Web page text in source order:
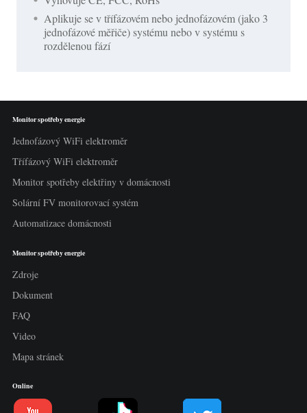
Aplikuje se v třífázovém nebo jednofázovém (jako 3
jednofázové měřiče) systému nebo v systému s
rozdělenou fází
Monitor spotřeby energie
Jednofázový WiFi elektroměr
Třífázový WiFi elektroměr
Monitor spotřeby elektřiny v domácnosti
Solární FV monitorovací systém
Automatizace domácnosti
Monitor spotřeby energie
Zdroje
Dokument
FAQ
Video
Mapa stránek
Online